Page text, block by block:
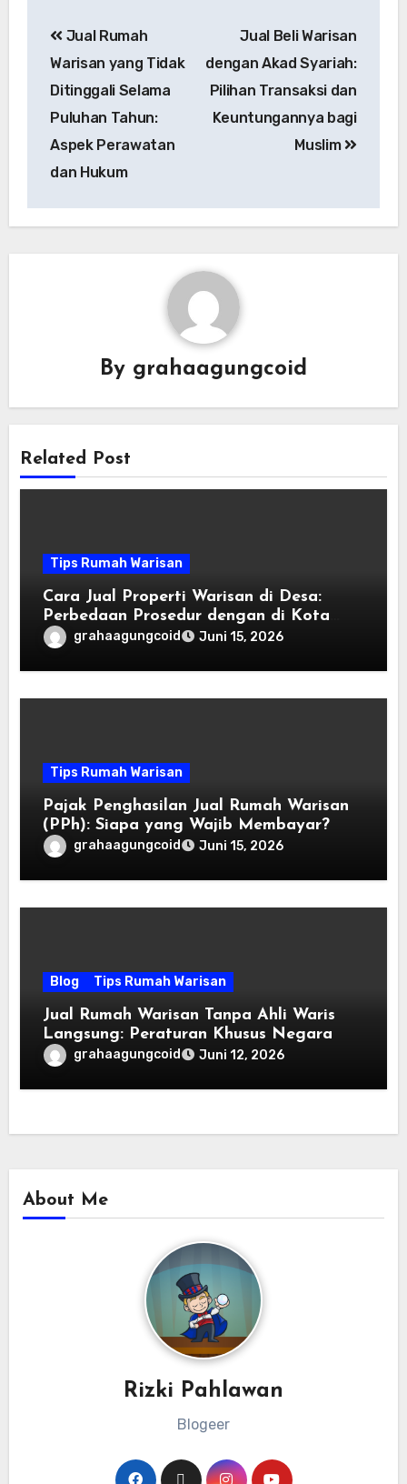
Jual Rumah
Warisan yang Tidak
Ditinggali Selama
Puluhan Tahun:
Aspek Perawatan
dan Hukum
Jual Beli Warisan
dengan Akad Syariah:
Pilihan Transaksi dan
Keuntungannya bagi
Muslim
By grahaagungcoid
Related Post
Tips Rumah Warisan
Cara Jual Properti Warisan di Desa:
Perbedaan Prosedur dengan di Kota
Besargrahaagungcoid Juni 15, 2026
Tips Rumah Warisan
Pajak Penghasilan Jual Rumah Warisan
(PPh): Siapa yang Wajib Membayar?
grahaagungcoid Juni 15, 2026
Blog Tips Rumah Warisan
Jual Rumah Warisan Tanpa Ahli Waris
Langsung: Peraturan Khusus Negara
grahaagungcoid Juni 12, 2026
About Me
Rizki Pahlawan
Blogeer